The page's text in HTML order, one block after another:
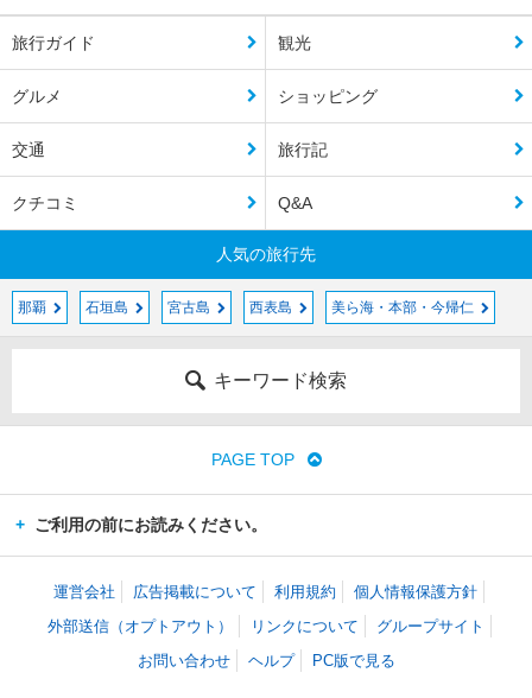
旅行ガイド 観光
グルメ ショッピング
交通 旅行記
クチコミ Q&A
人気の旅行先
那覇 石垣島 宮古島 西表島 美ら海・本部・今帰仁
キーワード検索
PAGE TOP
ご利用の前にお読みください。
運営会社 広告掲載について 利用規約
個人情報保護方針
外部送信（オプトアウト）
リンクについて
グループサイト
お問い合わせ
ヘルプ PC版で見る